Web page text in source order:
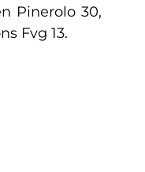
Pinerolo 30,
Fvg 13.